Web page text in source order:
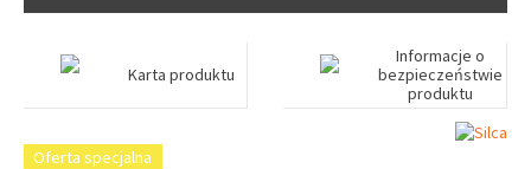
Karta produktu
Informacje o
bezpieczeństwie
produktu
Oferta specjalna